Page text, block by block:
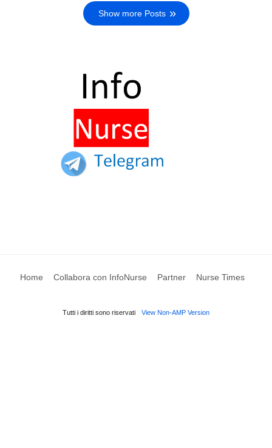
Show more Posts
Home Collabora con InfoNurse Partner Nurse Times
Tutti i diritti sono riservati View Non-AMP Version